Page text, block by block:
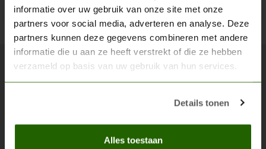
informatie over uw gebruik van onze site met onze
partners voor social media, adverteren en analyse. Deze
partners kunnen deze gegevens combineren met andere
informatie die u aan ze heeft verstrekt of die ze hebben
verzameld op basis van uw gebruik van hun services.
Details tonen
Alles toestaan
Scenery Workshop BV
Alles voor je miniature wargaming en scenery
6533 KK Nijmegen